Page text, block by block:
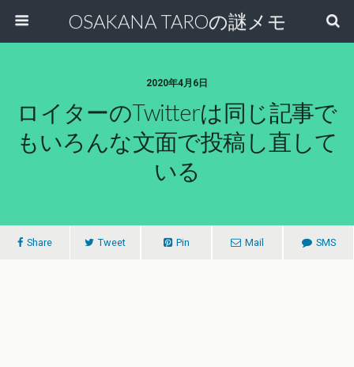
OSAKANA TAROの謎メモ
2020年4月6日
ロイターのtwitterは同じ記事で
もいろんな文面で投稿し直して
いる
Share Tweet Pin Mail SMS